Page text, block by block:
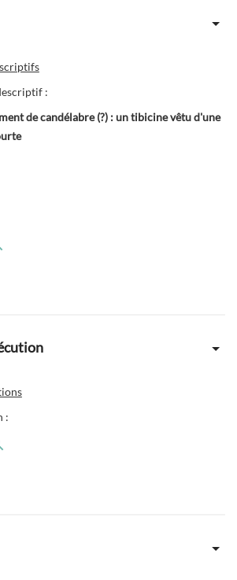
:
de candélabre (?) : un tibicine vêtu d'une
: